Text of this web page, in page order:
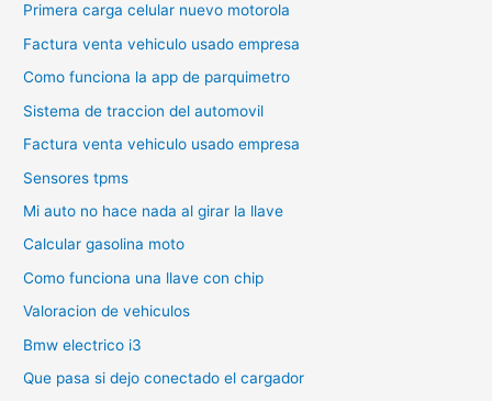
Primera carga celular nuevo motorola
Factura venta vehiculo usado empresa
Como funciona la app de parquimetro
Sistema de traccion del automovil
Factura venta vehiculo usado empresa
Sensores tpms
Mi auto no hace nada al girar la llave
Calcular gasolina moto
Como funciona una llave con chip
Valoracion de vehiculos
Bmw electrico i3
Que pasa si dejo conectado el cargador